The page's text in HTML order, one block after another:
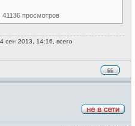
просмотров
сен 2013, 14:16, всего